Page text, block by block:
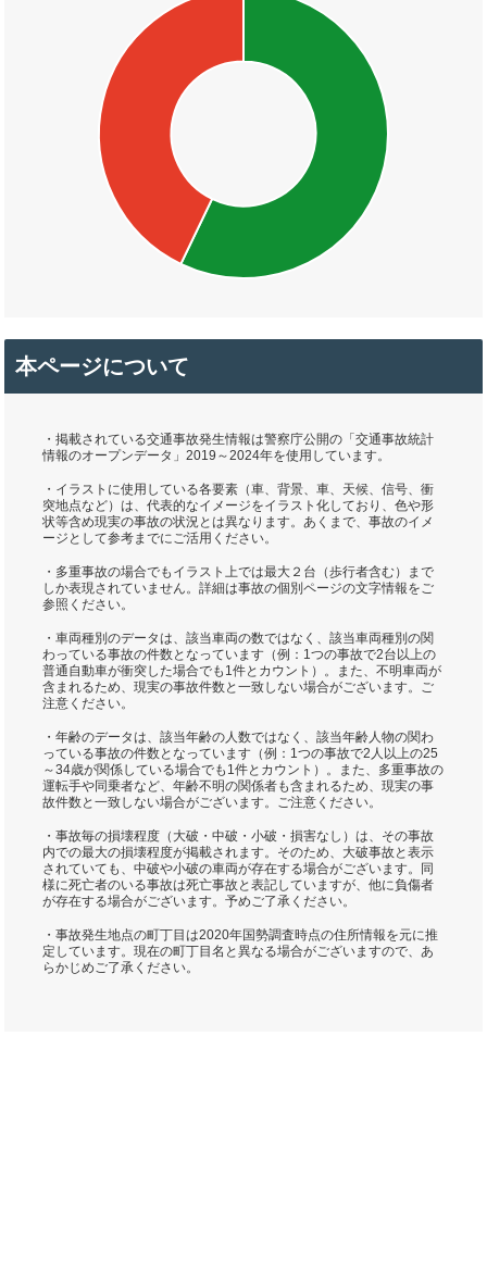
本ページについて
・掲載されている交通事故発生情報は警察庁公開の「交通事故統計
情報のオープンデータ」2019～2024年を使用しています。
・イラストに使用している各要素（車、背景、車、天候、信号、衝
突地点など）は、代表的なイメージをイラスト化しており、色や形
状等含め現実の事故の状況とは異なります。あくまで、事故のイメ
ージとして参考までにご活用ください。
・多重事故の場合でもイラスト上では最大２台（歩行者含む）まで
しか表現されていません。詳細は事故の個別ページの文字情報をご
参照ください。
・車両種別のデータは、該当車両の数ではなく、該当車両種別の関
わっている事故の件数となっています（例：1つの事故で2台以上の
普通自動車が衝突した場合でも1件とカウント）。また、不明車両が
含まれるため、現実の事故件数と一致しない場合がございます。ご
注意ください。
・年齢のデータは、該当年齢の人数ではなく、該当年齢人物の関わ
っている事故の件数となっています（例：1つの事故で2人以上の25
～34歳が関係している場合でも1件とカウント）。また、多重事故の
運転手や同乗者など、年齢不明の関係者も含まれるため、現実の事
故件数と一致しない場合がございます。ご注意ください。
・事故毎の損壊程度（大破・中破・小破・損害なし）は、その事故
内での最大の損壊程度が掲載されます。そのため、大破事故と表示
されていても、中破や小破の車両が存在する場合がございます。同
様に死亡者のいる事故は死亡事故と表記していますが、他に負傷者
が存在する場合がございます。予めご了承ください。
・事故発生地点の町丁目は2020年国勢調査時点の住所情報を元に推
定しています。現在の町丁目名と異なる場合がございますので、あ
らかじめご了承ください。